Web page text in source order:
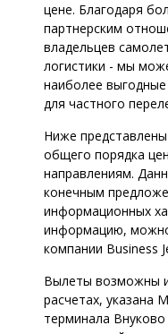
цене. Благодаря
партнерским
владельцев
логистики - мы
наиболее
для частного
Ниже
общего порядка
направлениям.
конечным
информационных
информацию,
компании Business
Вылеты возможны
расчетах, указана
терминала